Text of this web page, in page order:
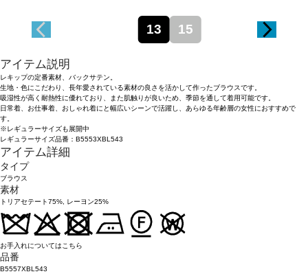
13 15
アイテム説明
レキップの定番素材、バックサテン。
生地・色にこだわり、長年愛されている素材の良さを活かして作ったブラウスです。
吸湿性が高く耐熱性に優れており、また肌触りが良いため、季節を通して着用可能です。
日常着、お仕事着、おしゃれ着にと幅広いシーンで活躍し、あらゆる年齢層の女性におすすめで
す。
※レギュラーサイズも展開中
レギュラーサイズ品番：B5553XBL543
アイテム詳細
タイプ
ブラウス
素材
トリアセテート75%, レーヨン25%
お手入れについてはこちら
品番
B5557XBL543